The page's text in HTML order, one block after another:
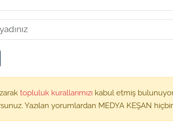
topluluk kurallarımızı kabul etmiş
Yazılan yorumlardan MEDYA KEŞAN